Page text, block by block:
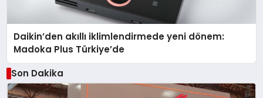
Daikin’den akıllı iklimlendirmede yeni dönem:
Madoka Plus Türkiye’de
Son Dakika